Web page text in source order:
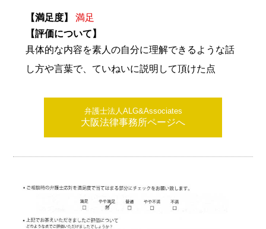
【満足度】
満足
【評価について】
具体的な内容を素人の自分に理解できるような話
し方や言葉で、ていねいに説明して頂けた点
弁護士法人ALG&Associates
大阪法律事務所ページへ